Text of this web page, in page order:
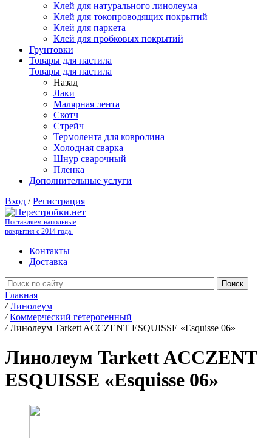
Клей для натурального линолеума
Клей для токопроводящих покрытий
Клей для паркета
Клей для пробковых покрытий
Грунтовки
Товары для настила
Товары для настила
Назад
Лаки
Малярная лента
Скотч
Стрейч
Термолента для ковролина
Холодная сварка
Шнур сварочный
Пленка
Дополнительные услуги
Вход /Регистрация
Поставляем напольные
покрытия с 2014 года.
Контакты
Доставка
Главная
/ Линолеум
/ Коммерческий гетерогенный
/ Линолеум Tarkett ACCZENT ESQUISSE «Esquisse 06»
Линолеум Tarkett ACCZENT
ESQUISSE «Esquisse 06»